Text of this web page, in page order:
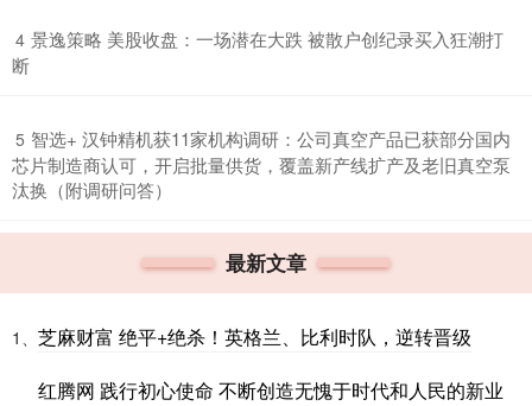
4 ​景逸策略 美股收盘：一场潜在大跌 被散户创纪录买入狂潮打
断
5 ​智选+ 汉钟精机获11家机构调研：公司真空产品已获部分国内
芯片制造商认可，开启批量供货，覆盖新产线扩产及老旧真空泵
汰换（附调研问答）
最新文章
1、 芝麻财富 绝平+绝杀！英格兰、比利时队，逆转晋级
红腾网 践行初心使命 不断创造无愧于时代和人民的新业